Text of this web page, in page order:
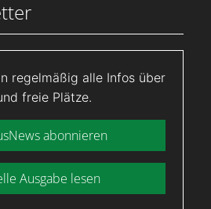
regelmäßig alle Infos über
freie Plätze.
abonnieren
Ausgabe lesen